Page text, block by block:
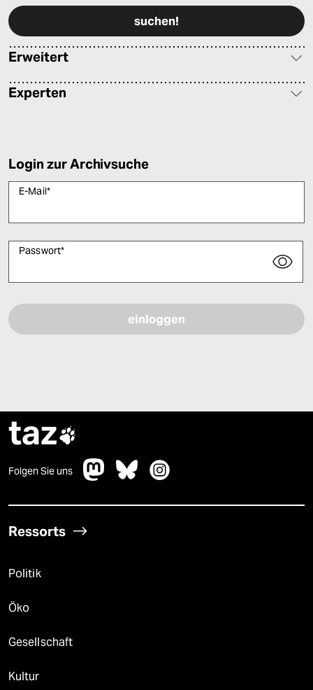
Erweitert
Experten
Login zur Archivsuche
E-Mail*
Passwort*
taz
Folgen Sie uns
Ressorts
Politik
Öko
Gesellschaft
Kultur